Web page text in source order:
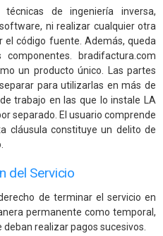
de ingeniería inversa,
ni realizar cualquier otra
el código fuente. Además, queda
bradifactura.com
un producto único. Las partes
para utilizarlas en más de
trabajo en las que lo instale LA
separado. El usuario comprende
cláusula constituye un delito de
del Servicio
de terminar el servicio en
permanente como temporal,
deban realizar pagos sucesivos.